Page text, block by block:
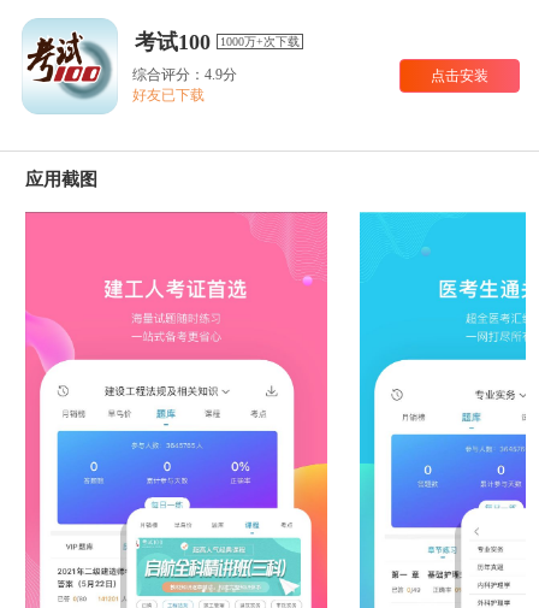
考试100 1000万+次下载
综合评分：4.9分
好友已下载
点击安装
应用截图